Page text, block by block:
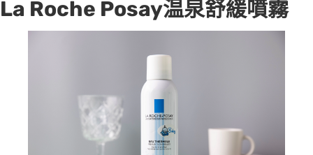
La Roche Posay温泉舒緩噴霧